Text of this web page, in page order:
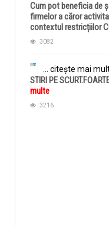
Cum pot beneficia de
firmelor a căror
contextul restricțiilor
3082
... citește mai
STIRI PE
multe
3216